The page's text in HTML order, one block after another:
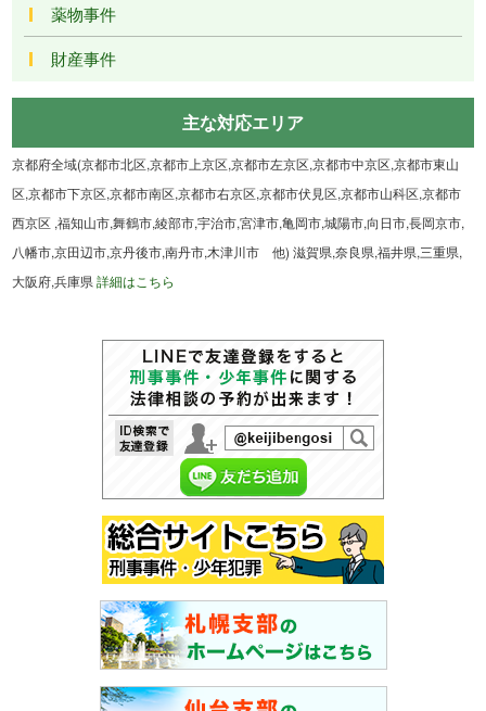
薬物事件
財産事件
主な対応エリア
京都府全域(京都市北区,京都市上京区,京都市左京区,京都市中京区,京都市東山
区,京都市下京区,京都市南区,京都市右京区,京都市伏見区,京都市山科区,京都市
西京区 ,福知山市,舞鶴市,綾部市,宇治市,宮津市,亀岡市,城陽市,向日市,長岡京市,
八幡市,京田辺市,京丹後市,南丹市,木津川市 他) 滋賀県,奈良県,福井県,三重県,
大阪府,兵庫県詳細はこちら